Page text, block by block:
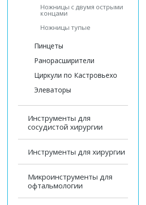
Ножницы с двумя острыми
концами
Ножницы тупые
Пинцеты
Ранорасширители
Циркули по Кастровьехо
Элеваторы
Инструменты для
сосудистой хирургии
Инструменты для хирургии
Микроинструменты для
офтальмологии